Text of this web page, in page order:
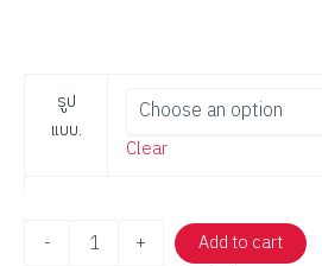
รูป
แบบ.
Clear
- +
Add to cart